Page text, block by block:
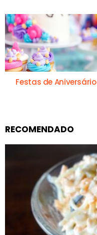
Festas de Aniversário
RECOMENDADO